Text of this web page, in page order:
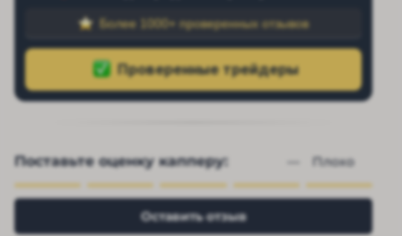
Более 1000+ проверенных отзывов
Поставьте оценку капперу: — Плохо
Оставить отзыв